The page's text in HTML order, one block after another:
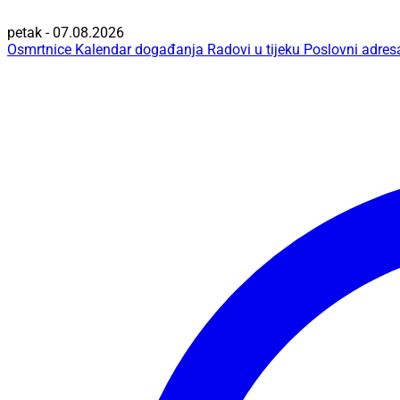
petak - 07.08.2026
Osmrtnice Kalendar događanja Radovi u tijeku Poslovni